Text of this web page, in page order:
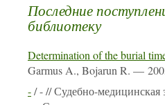
Последние
библиотеку
Determination of the burial
Garmus A., Bojarun R. —
-/ - // Судебно-